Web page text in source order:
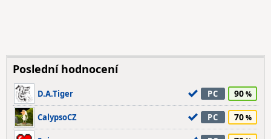
Poslední hodnocení
D.A.Tiger PC 90
CalypsoCZ PC 70